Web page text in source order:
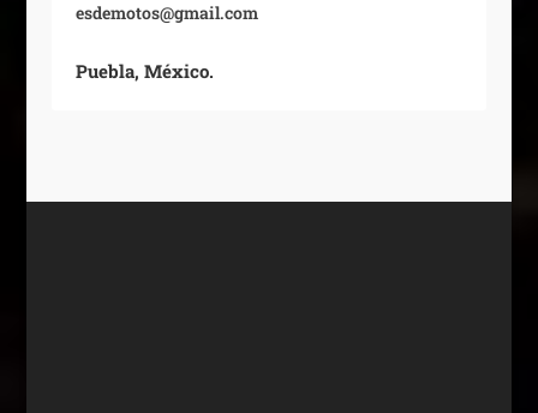
esdemotos@gmail.com
Puebla, México.